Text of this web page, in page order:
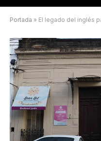
Portada » El legado del inglés